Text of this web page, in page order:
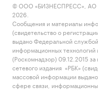
© ООО «БИЗНЕСПРЕСС», АО
2026.
Сообщения и материалы
(свидетельство о
выдано Федеральной
информационных технологий
(Роскомнадзор) 09.12.2015
сетевого издания «РБК»
массовой информации
сфере связи,